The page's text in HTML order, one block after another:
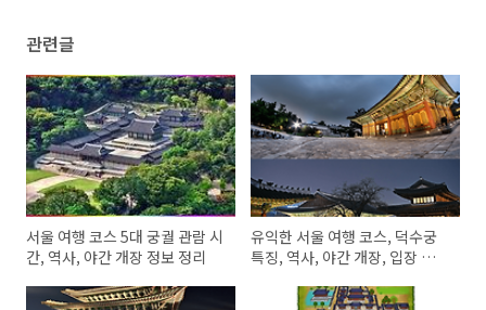
관련글
서울 여행 코스 5대 궁궐 관람 시
간, 역사, 야간 개장 정보 정리
유익한 서울 여행 코스, 덕수궁
특징, 역사, 야간 개장, 입장 시간